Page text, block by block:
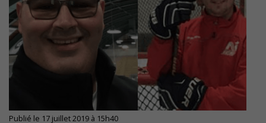
Publié le 17 juillet 2019 à 15h40